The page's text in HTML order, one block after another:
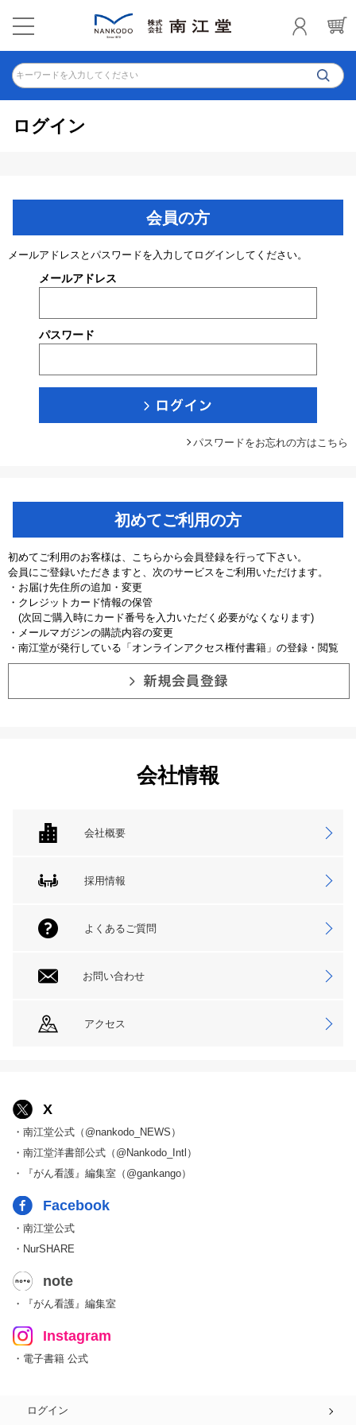
キーワードを入力してください
ログイン
会員の方
メールアドレスとパスワードを入力してログインしてください。
メールアドレス
パスワード
パスワードをお忘れの方はこちら
初めてご利用の方
初めてご利用のお客様は、こちらから会員登録を行って下さい。
会員にご登録いただきますと、次のサービスをご利用いただけます。
・お届け先住所の追加・変更
・クレジットカード情報の保管
(次回ご購入時にカード番号を入力いただく必要がなくなります)
・メールマガジンの購読内容の変更
・南江堂が発行している「オンラインアクセス権付書籍」の登録・閲覧
会社情報
会社概要
採用情報
よくあるご質問
お問い合わせ
アクセス
X
・南江堂公式（@nankodo_NEWS）
・南江堂洋書部公式（@Nankodo_Intl）
・『がん看護』編集室（@gankango）
Facebook
・南江堂公式
・NurSHARE
note
・『がん看護』編集室
Instagram
・電子書籍 公式
ログイン